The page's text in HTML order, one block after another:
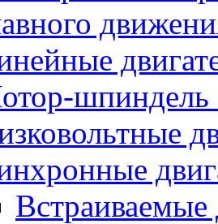
шпиндель
Встраиваемые